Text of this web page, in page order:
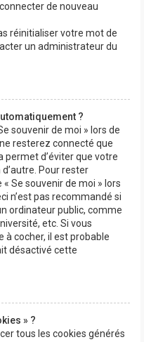
de nouveau
réinitialiser votre mot de
un administrateur du
?
souvenir de moi » lors de
resterez connecté que
permet d’éviter que votre
Pour rester
Se souvenir de moi » lors
n’est pas recommandé si
ordinateur public, comme
etc. Si vous
à cocher, il est probable
désactivé cette
» ?
tous les cookies générés